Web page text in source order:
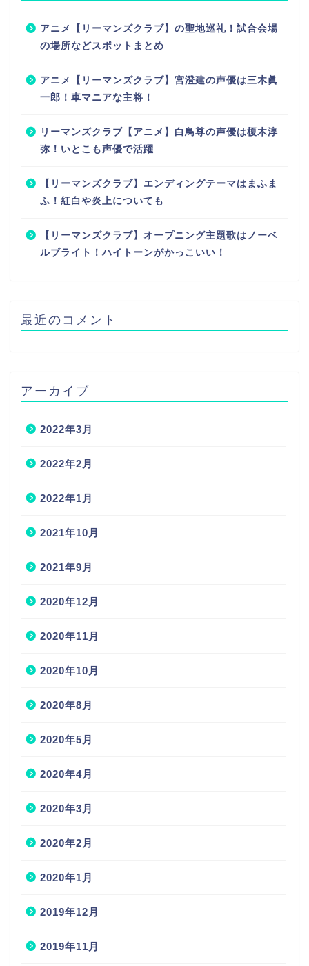
アニメ【リーマンズクラブ】の聖地巡礼！試合会場
の場所などスポットまとめ
アニメ【リーマンズクラブ】宮澄建の声優は三木眞
一郎！車マニアな主将！
リーマンズクラブ【アニメ】白鳥尊の声優は榎木淳
弥！いとこも声優で活躍
【リーマンズクラブ】エンディングテーマはまふま
ふ！紅白や炎上についても
【リーマンズクラブ】オープニング主題歌はノーベ
ルブライト！ハイトーンがかっこいい！
最近のコメント
アーカイブ
2022年3月
2022年2月
2022年1月
2021年10月
2021年9月
2020年12月
2020年11月
2020年10月
2020年8月
2020年5月
2020年4月
2020年3月
2020年2月
2020年1月
2019年12月
2019年11月